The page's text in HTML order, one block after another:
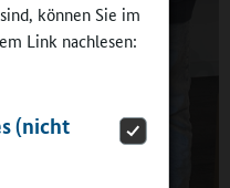
können Sie im
Link nachlesen:
(nicht